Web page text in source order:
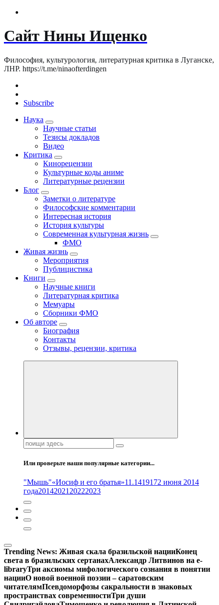
Сайт Нины Ищенко
Философия, культурология, литературная критика в Луганске,
ЛНР. https://t.me/ninaofterdingen
Subscribe
Наука
Научные статьи
Тезисы докладов
Видео
Критика
Кинорецензии
Культурные коды аниме
Литературные рецензии
Блог
Заметки о литературе
Философские комментарии
Интересная история
История культуры
Современная культурная жизнь
ФМО
Живая жизнь
Мероприятия
Публицистика
Книги
Научные книги
Литературная критика
Мемуары
Сборники ФМО
Об авторе
Биография
Контакты
Отзывы, рецензии, критика
Поиск:
Или проверьте наши популярные категории...
"Мышь"«Иосиф и его братья»11.1419172 июня 2014
года20142021 20222023
Trending News: Живая скала бразильской нацииКонец
света в бразильских сертанахАлександр Литвинов на e-
libraryТри аксиомы мифологического сознания в понятии
нацииО новой военной поэзии – саратовским
читателямПсевдоморфозы сакральности в знаковых
пространствах современностиТри души